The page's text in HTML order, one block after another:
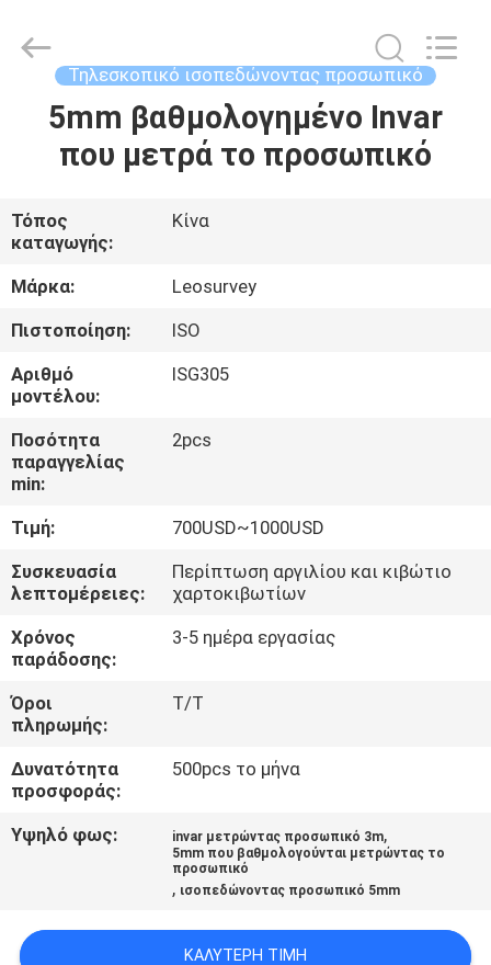
ΣΠΊΤΙ
ΠΕΡΊΠΟΥ
ΕΜΕΊΣ
ΓΎΡΟΣ
ΕΡΓΟΣΤΑΣΊΩΝ
ΠΟΙΟΤΙΚΌΣ
ΈΛΕΓΧΟΣ
ΜΑΣ
ΕΛΆΤΕ
ΣΕ
ΕΠΑΦΉ
ΜΕ
ΖΗΤΉΣΤΕ
ΈΝΑ
ΑΠΌΣΠΑΣΜΑ
SITEMAP
Instrument
Co.,Ltd.
Τηλεσκοπικό ισοπεδώνοντας προσωπικό
5mm βαθμολογημένο Invar
που μετρά το προσωπικό
Τόπος
καταγωγής:
Κίνα
Μάρκα:
Leosurvey
Πιστοποίηση:
ISO
Αριθμό
μοντέλου:
ISG305
Ποσότητα
παραγγελίας
min:
2pcs
Τιμή:
700USD~1000USD
Συσκευασία
λεπτομέρειες:
Περίπτωση αργιλίου και κιβώτιο
χαρτοκιβωτίων
Χρόνος
παράδοσης:
3-5 ημέρα εργασίας
Όροι
πληρωμής:
T/T
Δυνατότητα
προσφοράς:
500pcs το μήνα
Υψηλό φως: invar μετρώντας προσωπικό 3m,
5mm που βαθμολογούνται μετρώντας το
προσωπικό
, ισοπεδώνοντας προσωπικό 5mm
ΚΑΛΎΤΕΡΗ ΤΙΜΉ